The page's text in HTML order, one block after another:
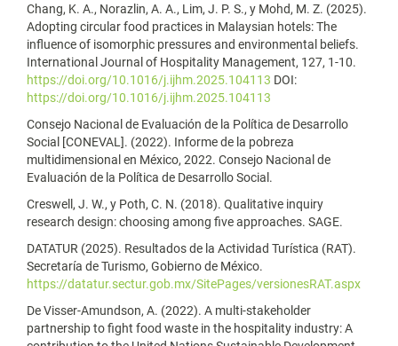
Chang, K. A., Norazlin, A. A., Lim, J. P. S., y Mohd, M. Z. (2025).
Adopting circular food practices in Malaysian hotels: The
influence of isomorphic pressures and environmental beliefs.
International Journal of Hospitality Management, 127, 1-10.
https://doi.org/10.1016/j.ijhm.2025.104113 DOI:
https://doi.org/10.1016/j.ijhm.2025.104113
Consejo Nacional de Evaluación de la Política de Desarrollo
Social [CONEVAL]. (2022). Informe de la pobreza
multidimensional en México, 2022. Consejo Nacional de
Evaluación de la Política de Desarrollo Social.
Creswell, J. W., y Poth, C. N. (2018). Qualitative inquiry
research design: choosing among five approaches. SAGE.
DATATUR (2025). Resultados de la Actividad Turística (RAT).
Secretaría de Turismo, Gobierno de México.
https://datatur.sectur.gob.mx/SitePages/versionesRAT.aspx
De Visser-Amundson, A. (2022). A multi-stakeholder
partnership to fight food waste in the hospitality industry: A